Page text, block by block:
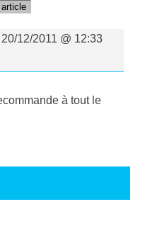
20/12/2011 @ 12:33
à tout le